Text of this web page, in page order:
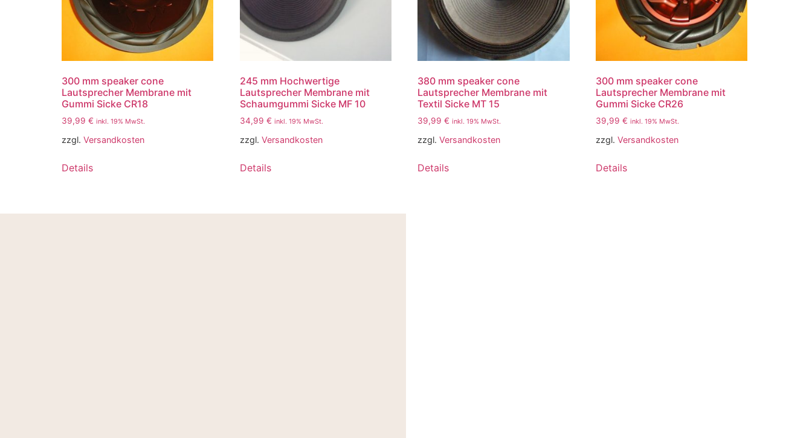
300 mm speaker cone
Lautsprecher Membrane mit
Gummi Sicke CR18
39,99 € inkl. 19% MwSt.
zzgl. Versandkosten
Details
245 mm Hochwertige
Lautsprecher Membrane mit
Schaumgummi Sicke MF 10
34,99 € inkl. 19% MwSt.
zzgl. Versandkosten
Details
380 mm speaker cone
Lautsprecher Membrane mit
Textil Sicke MT 15
39,99€ inkl. 19% MwSt.
zzgl.Versandkosten
Details
300 mm speaker cone
Lautsprecher Membrane mit
Gummi Sicke CR26
39,99€ inkl. 19% MwSt.
zzgl.Versandkosten
Details